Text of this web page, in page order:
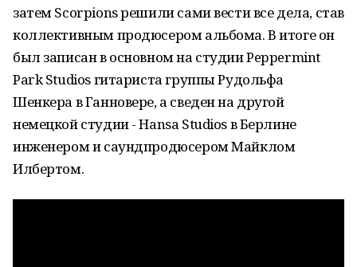
затем Scorpions решили сами вести все дела, став
коллективным продюсером альбома. В итоге он
был записан в основном на студии Peppermint
Park Studios гитариста группы Рудольфа
Шенкера в Ганновере, а сведен на другой
немецкой студии - Hansa Studios в Берлине
инженером и саундпродюсером Майклом
Илбертом.